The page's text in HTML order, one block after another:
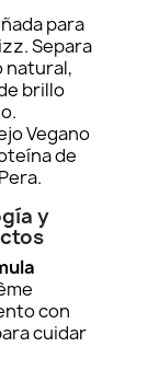
para
Separa
natural,
brillo
Vegano
de
y
con
cuidar